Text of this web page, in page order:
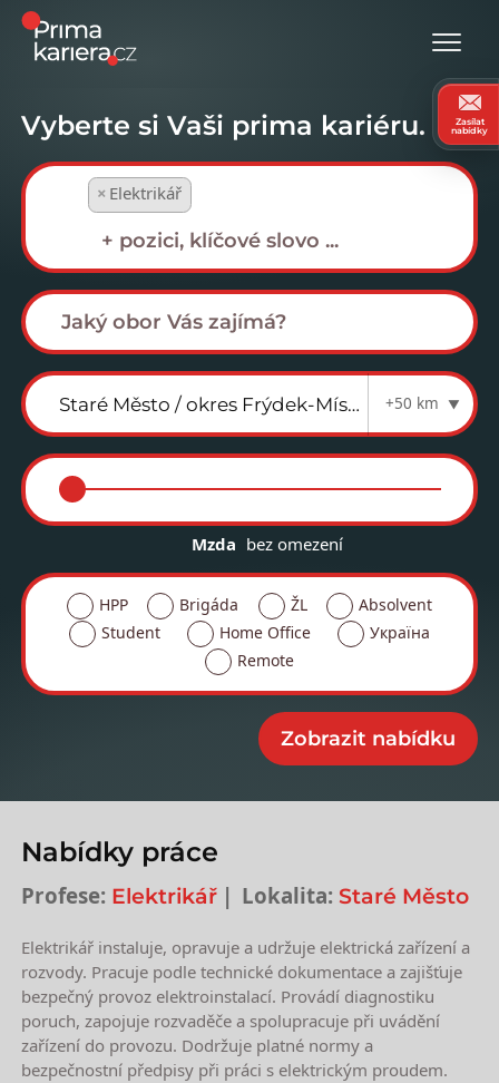
Vyberte si Vaši prima kariéru.
× Elektrikář
+50 km
Mzda bez omezení
HPP Brigáda ŽL
Absolvent
Student
Home Office
Україна
Remote
Nabídky práce
Profese: Elektrikář Lokalita: Staré Město
Elektrikář instaluje, opravuje a udržuje elektrická zařízení a
rozvody. Pracuje podle technické dokumentace a zajišťuje
bezpečný provoz elektroinstalací. Provádí diagnostiku
poruch, zapojuje rozvaděče a spolupracuje při uvádění
zařízení do provozu. Dodržuje platné normy a
bezpečnostní předpisy při práci s elektrickým proudem.
Zasílat
nabídky